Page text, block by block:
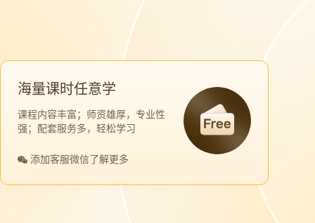
海量课时任意学
课程内容丰富；师资雄厚，专业性
强；配套服务多，轻松学习
添加客服微信了解更多